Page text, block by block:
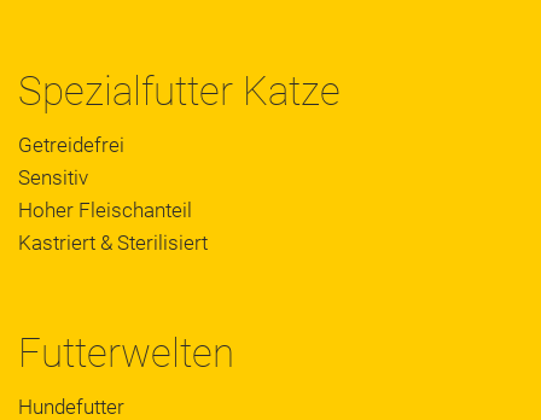
Spezialfutter Katze
Getreidefrei
Sensitiv
Hoher Fleischanteil
Kastriert & Sterilisiert
Futterwelten
Hundefutter